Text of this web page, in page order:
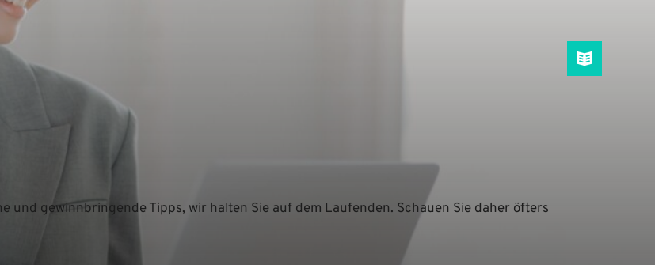
und gewinnbringende Tipps, wir halten Sie auf dem Laufenden. Schauen Sie daher öfters